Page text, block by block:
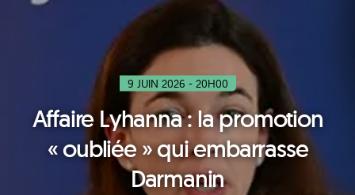
9 JUIN 2026 - 20H00
Affaire Lyhanna : la promotion
« oubliée » qui embarrasse
Darmanin